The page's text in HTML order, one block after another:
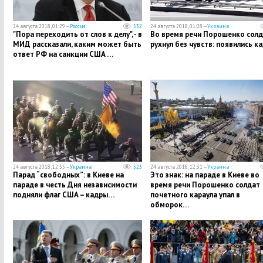
24 августа 2018, 01:29 —Россия 532
"Пора переходить от слов к делу", - в
МИД рассказали, каким может быть
ответ РФ на санкции США …
24 августа 2018, 01:28 —Украина
​Во время речи Порошенко
рухнул без чувств: появились
24 августа 2018, 12:55 —Украина 523
Парад “свободных”: в Киеве на
параде в честь Дня независимости
подняли флаг США – кадры…
24 августа 2018, 12:31 —Украина
​Это знак: на параде в Киеве во
время речи Порошенко солдат
почетного караула упал в
обморок…